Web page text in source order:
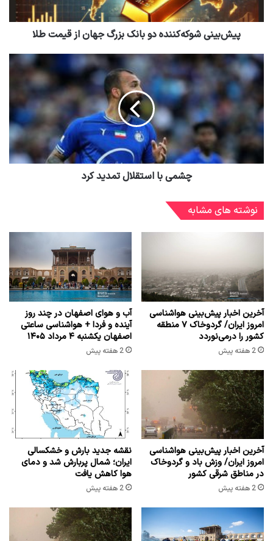
پیش‌بینی شوکه‌کننده دو بانک بزرگ جهان از قیمت طلا
چشمی با استقلال تمدید کرد
نوشته های مشابه
آخرین اخبار پیش‌بینی هواشناسی
امروز ایران/ گردوخاک ۷ منطقه
کشور را درمی‌نوردد
2 هفته پیش
آب و هوای اصفهان در چند روز
آینده و فردا + هواشناسی ساعتی
اصفهان یکشنبه ۴ مرداد ۱۴۰۵
2 هفته پیش
آخرین اخبار پیش‌بینی هواشناسی
امروز ایران/ وزش باد و گردوخاک
در مناطق شرقی کشور
2 هفته پیش
نقشه جدید بارش و خشکسالی
ایران؛ شمال پربارش شد و دمای
هوا کاهش یافت
2 هفته پیش